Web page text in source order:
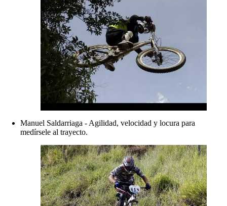
Manuel Saldarriaga - Agilidad, velocidad y locura para
medírsele al trayecto.